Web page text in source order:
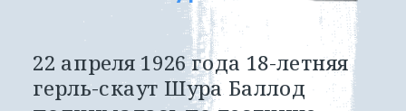
22 апреля 1926 года 18-летняя
герль-скаут Шура Баллод